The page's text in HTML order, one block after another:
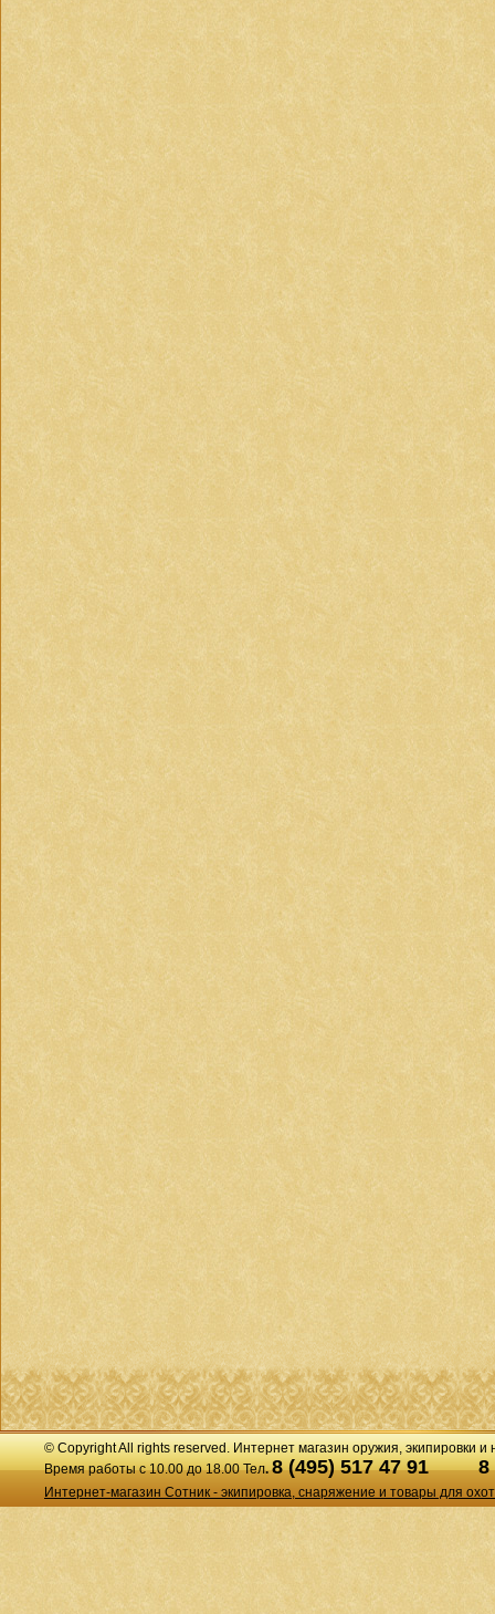
© Copyright All rights reserved. Интернет магазин оружия, экипировки и
Время работы с 10.00 до 18.00 Тел. 8 (495) 517 47 918
Интернет-магазин Сотник - экипировка, снаряжение и товары для